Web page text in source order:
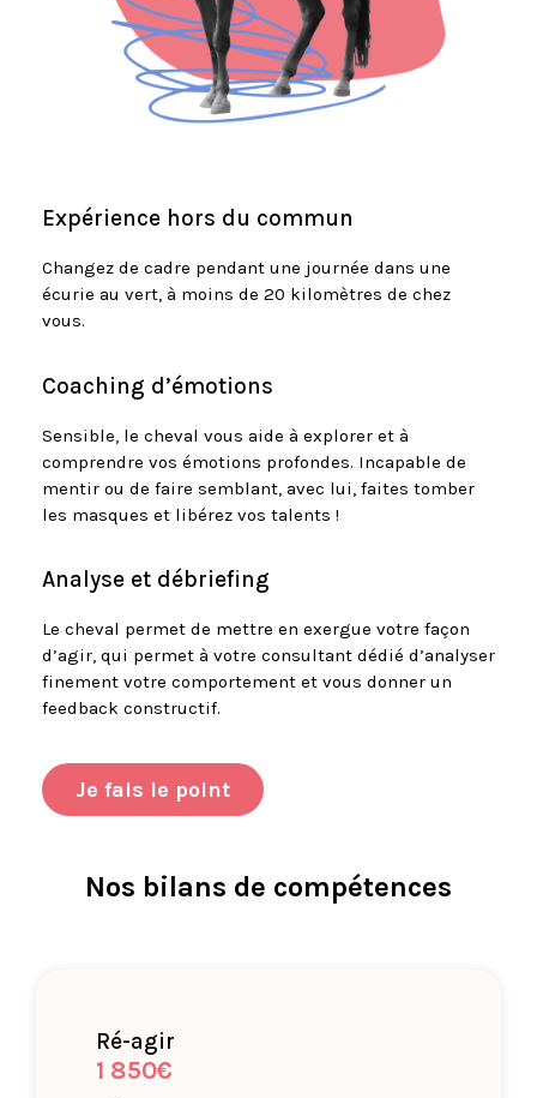
Expérience hors du commun
Changez de cadre pendant une journée dans une
écurie au vert, à moins de 20 kilomètres de chez
vous.
Coaching d’émotions
Sensible, le cheval vous aide à explorer et à
comprendre vos émotions profondes. Incapable de
mentir ou de faire semblant, avec lui, faites tomber
les masques et libérez vos talents !
Analyse et débriefing
Le cheval permet de mettre en exergue votre façon
d’agir, qui permet à votre consultant dédié d’analyser
finement votre comportement et vous donner un
feedback constructif.
Je fais le point
Nos bilans de compétences
Ré-agir
1 850€